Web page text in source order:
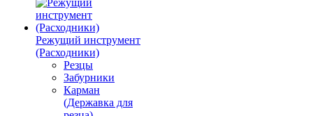
Режущий инструмент
(Расходники)
Резцы
Забурники
Карман
(Державка для